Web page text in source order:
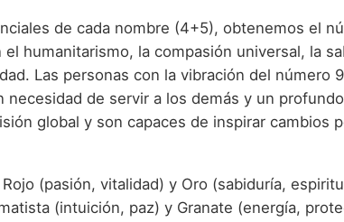
de cada nombre (4+5), obtenemos el
humanitarismo, la compasión universal, la
Las personas con la vibración del número
necesidad de servir a los demás y un
global y son capaces de inspirar cambios
Rojo (pasión, vitalidad) y Oro (sabiduría,
(intuición, paz) y Granate (energía,